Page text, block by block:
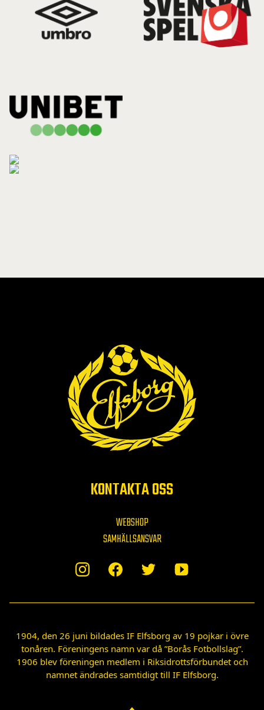
KONTAKTA OSS
WEBSHOP
SAMHÄLLSANSVAR
1904, den 26 juni bildades IF Elfsborg av 19 pojkar i övre
tonåren. Föreningens namn var då ”Borås Fotbollslag”.
1906 blev föreningen medlem i Riksidrottsförbundet och
namnet ändrades samtidigt till IF Elfsborg.